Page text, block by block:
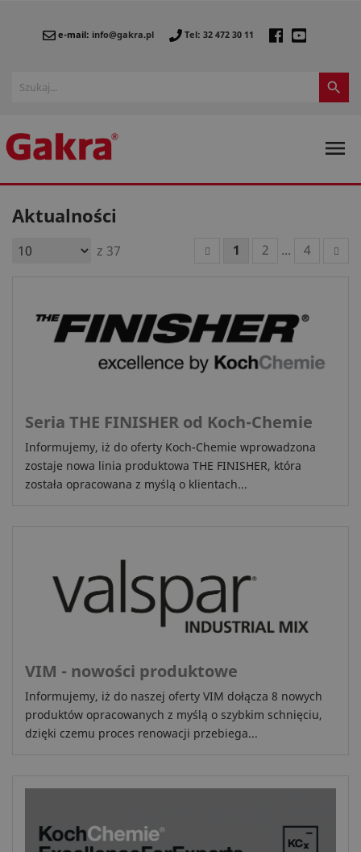
e-mail: info@gakra.pl Tel: 32 472 30 11


Aktualności
z 37 1 2 ... 4
Seria THE FINISHER od Koch-Chemie
Informujemy, iż do oferty Koch-Chemie wprowadzona
zostaje nowa linia produktowa THE FINISHER, która
została opracowana z myślą o klientach...
VIM - nowości produktowe
Informujemy, iż do naszej oferty VIM dołącza 8 nowych
produktów opracowanych z myślą o szybkim schnięciu,
dzięki czemu proces renowacji przebiega...